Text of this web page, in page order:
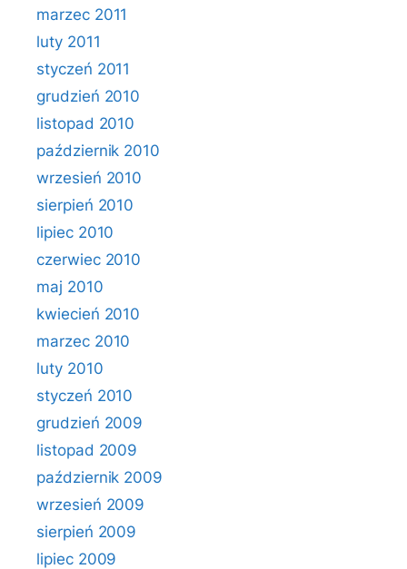
marzec 2011
luty 2011
styczeń 2011
grudzień 2010
listopad 2010
październik 2010
wrzesień 2010
sierpień 2010
lipiec 2010
czerwiec 2010
maj 2010
kwiecień 2010
marzec 2010
luty 2010
styczeń 2010
grudzień 2009
listopad 2009
październik 2009
wrzesień 2009
sierpień 2009
lipiec 2009